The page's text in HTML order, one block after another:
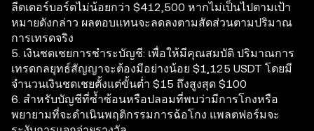
ลีดเดอร์บอร์ดไม่น้อยกว่า $412,500 หากไม่เป็นไปตามเป้า
หมายดังกล่าว ผลตอบแทนจะลดลงตามสัดส่วนตามปริมาณ
การเทรดจริง
5. เงินชดเชยการชำระบัญชี: เพื่อให้มีคุณสมบัติ ปริมาณการ
เทรดกลยุทธ์สัญญาจะต้องมีอย่างน้อย $1,125 USDT โดยมี
จำนวนเงินชดเชยตั้งแต่ขั้นต่ำ $15 ถึงสูงสุด $100
6. สำหรับบัญชีที่ซ้ำซ้อนหรือปลอมที่พบว่ามีการโกงหรือ
พยายามที่จะดำเนินพฤติกรรมการฉ้อโกง แพลตฟอร์มจะ